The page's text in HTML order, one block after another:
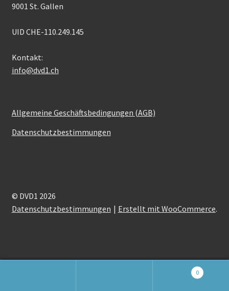
9001 St. Gallen
UID CHE-110.249.145
Kontakt:
info@dvd1.ch
Allgemeine Geschäftsbedingungen (AGB)
Datenschutzbestimmungen
© DVD1 2026
Datenschutzbestimmungen
Erstellt mit WooCommerce.
0